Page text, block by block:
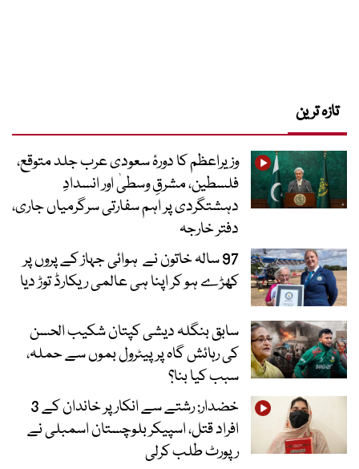
تازہ ترین
وزیراعظم کا دورۂ سعودی عرب جلد متوقع،
فلسطین، مشرقِ وسطیٰ اور انسدادِ
دہشتگردی پر اہم سفارتی سرگرمیاں جاری،
دفتر خارجہ
97 سالہ خاتون نے ہوائی جہاز کے پروں پر
کھڑے ہو کر اپنا ہی عالمی ریکارڈ توڑ دیا
سابق بنگلہ دیشی کپتان شکیب الحسن
کی رہائش گاہ پر پیٹرول بموں سے حملہ،
سبب کیا بنا؟
خضدار: رشتے سے انکار پر خاندان کے 3
افراد قتل، اسپیکر بلوچستان اسمبلی نے
رپورٹ طلب کرلی